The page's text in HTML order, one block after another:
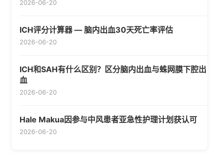
2026-06-20
ICH评分计算器 — 脑内出血30天死亡率评估
2026-06-20
ICH和SAH有什么区别？区分脑内出血与蛛网膜下腔出
血
2026-06-20
Hale Makua因参与中风患者亚急性护理计划获认可
2026-06-20